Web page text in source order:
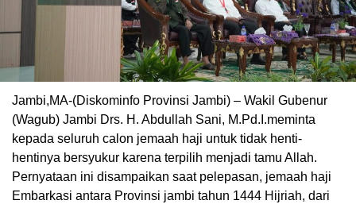
Jambi,MA-(Diskominfo Provinsi Jambi) – Wakil Gubenur
(Wagub) Jambi Drs. H. Abdullah Sani, M.Pd.I.meminta
kepada seluruh calon jemaah haji untuk tidak henti-
hentinya bersyukur karena terpilih menjadi tamu Allah.
Pernyataan ini disampaikan saat pelepasan, jemaah haji
Embarkasi antara Provinsi jambi tahun 1444 Hijriah, dari